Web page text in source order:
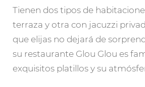
Tienen dos tipos de
terraza y otra con jacuzzi
que elijas no dejará de
su restaurante Glou Glou es
exquisitos platillos y su